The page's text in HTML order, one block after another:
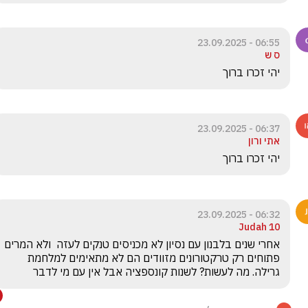
06:55 - 23.09.2025
ס ש
יהי זכרו ברוך
06:37 - 23.09.2025
אתי ורון
יהי זכרו ברוך
06:32 - 23.09.2025
Judah 10
גרילה. מה לעשות? לשנות קונספציה אבל אין עם מי לדבר